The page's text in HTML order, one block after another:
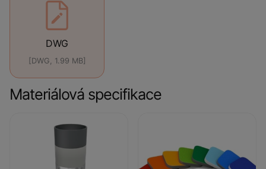
DWG
[DWG, 1.99 MB]
Materiálová specifikace